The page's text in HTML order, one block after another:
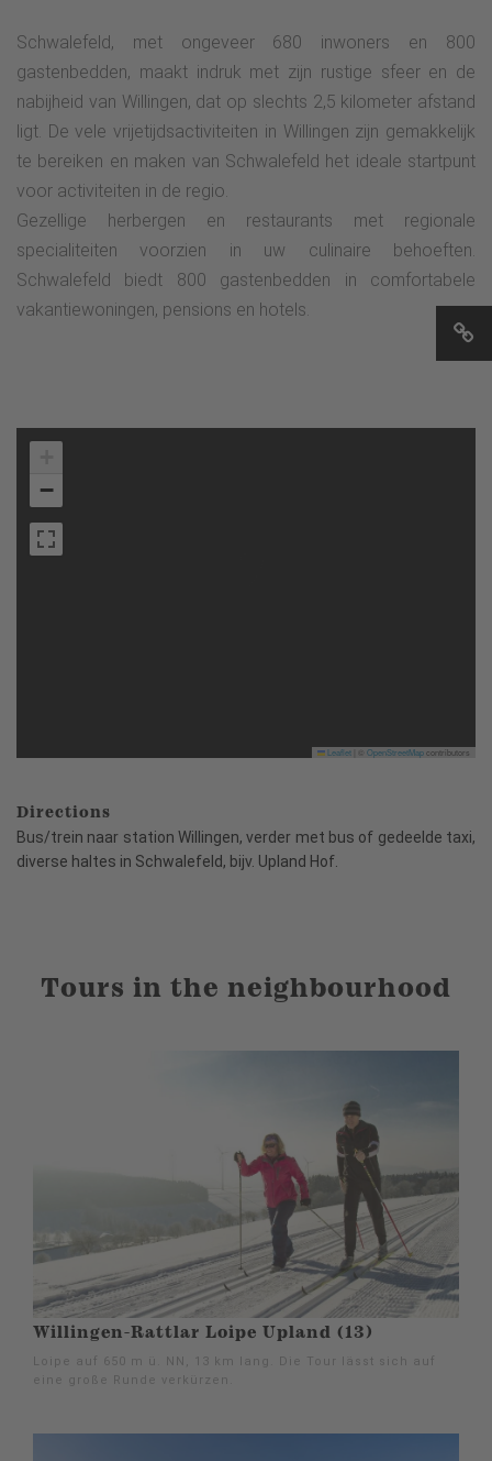
Schwalefeld, met ongeveer 680 inwoners en 800
gastenbedden, maakt indruk met zijn rustige sfeer en de
nabijheid van Willingen, dat op slechts 2,5 kilometer afstand
ligt. De vele vrijetijdsactiviteiten in Willingen zijn gemakkelijk
te bereiken en maken van Schwalefeld het ideale startpunt
voor activiteiten in de regio.
Gezellige herbergen en restaurants met regionale
specialiteiten voorzien in uw culinaire behoeften.
Schwalefeld biedt 800 gastenbedden in comfortabele
vakantiewoningen, pensions en hotels.
−
Leaflet OpenStreetMapcontributors
Directions
Bus/trein naar station Willingen, verder met bus of gedeelde taxi,
diverse haltes in Schwalefeld, bijv. Upland Hof.
Tours in the neighbourhood
Willingen-Rattlar Loipe Upland (13)
Loipe auf 650 m ü. NN, 13 km lang. Die Tour lässt sich auf
eine große Runde verkürzen.